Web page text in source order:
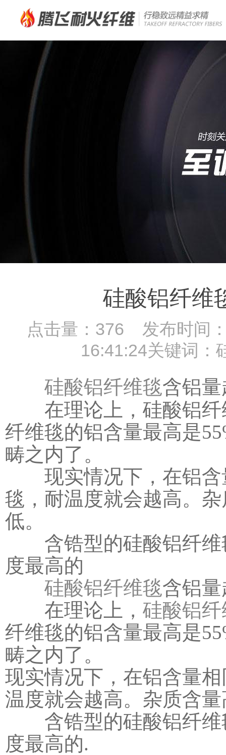
硅酸铝纤维
点击量： 376 发布时间
16:41:24关键词：
硅酸铝纤维毯含铝
在理论上，硅酸铝纤
纤维毯的铝含量最高是
畴之内了。
现实情况下，在铝含
毯，耐温度就会越高。
低。
含锆型的硅酸铝纤维
度最高的
硅酸铝纤维毯含铝
在理论上， 硅酸铝
纤维毯的铝含量最高是
畴之内了。
现实情况下，在铝含量
温度就会越高。杂质含
含锆型的硅酸铝纤维
度最高的.